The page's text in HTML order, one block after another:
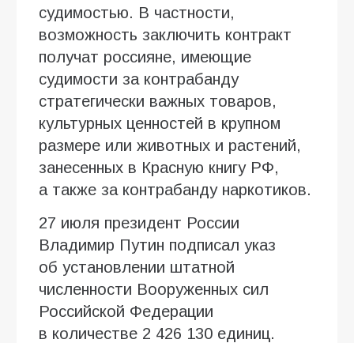
судимостью. В частности,
возможность заключить контракт
получат россияне, имеющие
судимости за контрабанду
стратегически важных товаров,
культурных ценностей в крупном
размере или животных и растений,
занесенных в Красную книгу РФ,
а также за контрабанду наркотиков.
27 июля президент России
Владимир Путин подписал указ
об установлении штатной
численности Вооруженных сил
Российской Федерации
в количестве 2 426 130 единиц.